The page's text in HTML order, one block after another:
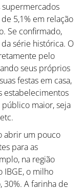
supermercados
5,1% em relação
Se confirmado,
série histórica. O
pelo
seus próprios
festas em casa,
estabelecimentos
maior, seja
abrir um pouco
para as
na região
IBGE, o milho
30%. A farinha de